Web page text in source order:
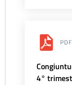
PDF
4°